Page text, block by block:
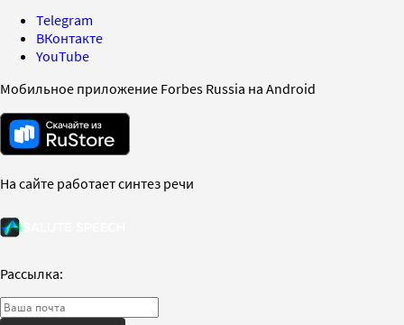
Telegram
ВКонтакте
YouTube
Мобильное приложение Forbes Russia на Android
На сайте работает синтез речи
Рассылка: